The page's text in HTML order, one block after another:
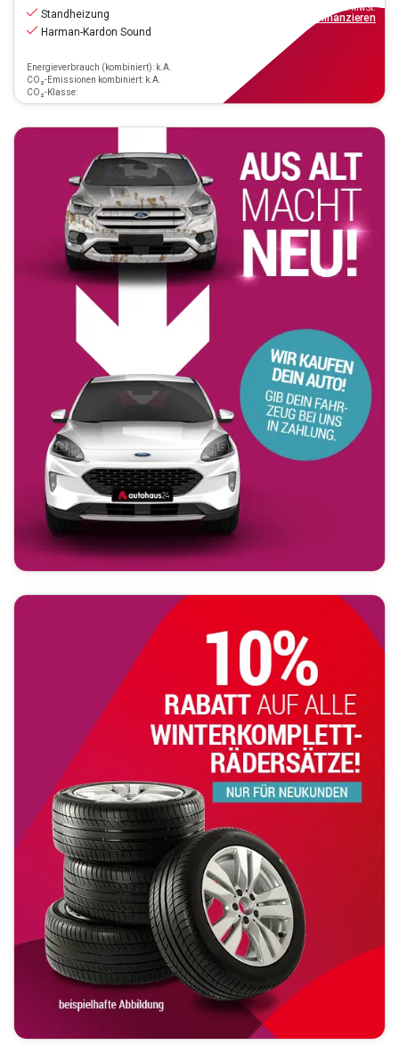
Standheizung
Harman-Kardon Sound
Energieverbrauch (kombiniert): k.A.
CO₂-Emissionen kombiniert: k.A.
CO₂-Klasse:
inkl.MwSt.
finanzieren